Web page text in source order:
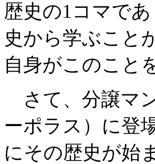
歴史の1コマで
史から学ぶこと
自身がこのこと
さて、分譲マ
ーポラス）に登
にその歴史が始